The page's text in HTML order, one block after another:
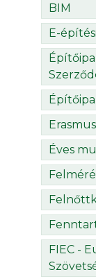
BIM
E-
Erasmus
Éves
FIEC -